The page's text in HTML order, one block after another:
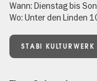
Wann: Dienstag bis
Wo: Unter den Linden
STABI KULTURWERK